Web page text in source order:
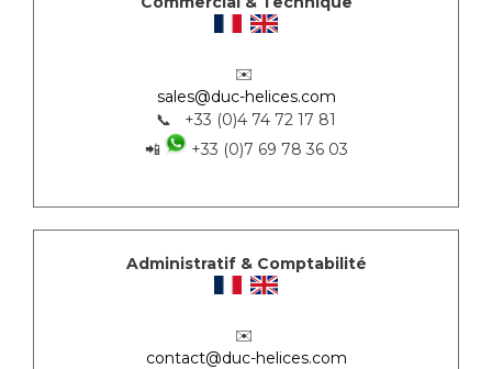
✉️
sales@duc-helices.com
📞 +33 (0)4 74 72 17 81
📲
+33 (0)7 69 78 36 03
Administratif & Comptabilité
✉️
contact@duc-helices.com